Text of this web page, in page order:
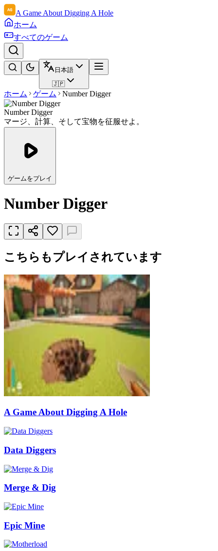
A Game About Digging A Hole
ホーム
すべてのゲーム
日本語
🇯🇵
ホーム ゲーム Number Digger
Number Digger
マージ、計算、そして宝物を征服せよ。
ゲームをプレイ
Number Digger
こちらもプレイされています
A Game About Digging A Hole
Data Diggers
Merge & Dig
Epic Mine